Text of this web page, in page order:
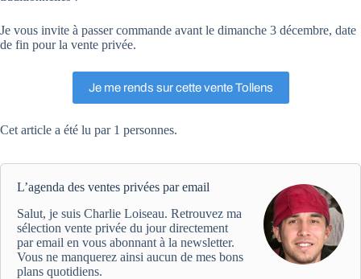
Je vous invite à passer commande avant le dimanche 3 décembre, date
de fin pour la vente privée.
Je me rends sur cette vente Tollens
Cet article a été lu par 1 personnes.
L’agenda des ventes privées par email
Salut, je suis Charlie Loiseau. Retrouvez ma
sélection vente privée du jour directement
par email en vous abonnant à la newsletter.
Vous ne manquerez ainsi aucun de mes bons
plans quotidiens.